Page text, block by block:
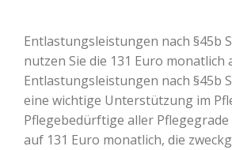
Entlastungsleistungen nach §45b
nutzen Sie die 131 Euro monatlich
Entlastungsleistungen nach §45b
eine wichtige Unterstützung im
Pflegebedürftige aller
auf 131 Euro monatlich, die